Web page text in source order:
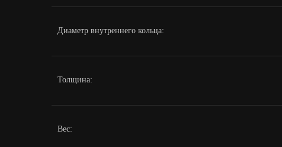
Диаметр внутреннего кольца:
Толщина:
Вес: